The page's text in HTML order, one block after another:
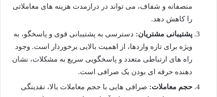
منصفانه و شفاف، می تواند در درازمدت هزینه های معاملاتی
را کاهش دهد.
پشتیبانی مشتریان: دسترسی به پشتیبانی قوی و پاسخگو، به
ویژه برای تازه واردها، از اهمیت بالایی برخوردار است. وجود
راه های ارتباطی متعدد و پاسخگویی سریع به مشکلات، نشان
دهنده حرفه ای بودن یک صرافی است.
حجم معاملات: صرافی هایی با حجم معاملات بالا، نقدینگی